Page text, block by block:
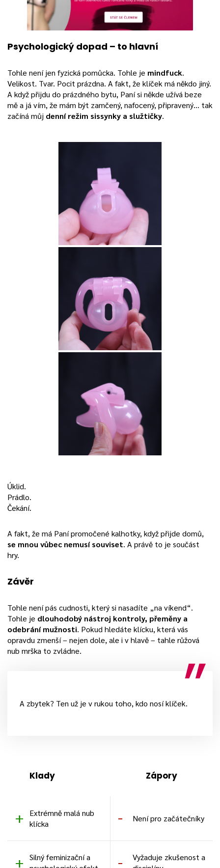
Psychologický dopad – to hlavní
Tohle není jen fyzická pomůcka. Tohle je mindfuck.
Velikost. Tvar. Pocit prázdna. A fakt, že klíček má někdo jiný.
A když přijdu do prázdného bytu, Paní si někde užívá beze
mě a já vím, že mám být zamčený, nafocený, připravený… tak
začíná můj denní režim sissynky a služtičky.
Úklid.
Prádlo.
Čekání.
A fakt, že má Paní promočené kalhotky, když přijde domů,
se mnou vůbec nemusí souviset. A právě to je součást
hry.
Závěr
Tohle není pás cudnosti, který si nasadíte „na víkend“.
Tohle je dlouhodobý nástroj kontroly, přeměny a
odebrání mužnosti. Pokud hledáte klícku, která vás
opravdu zmenší – nejen dole, ale i v hlavě – tahle růžová
nub mrška to zvládne.
A zbytek? Ten už je v rukou toho, kdo nosí klíček.
Klady Zápory
Extrémně malá nub
klícka
Není pro začátečníky
Silný feminizační a
Vyžaduje zkušenost a